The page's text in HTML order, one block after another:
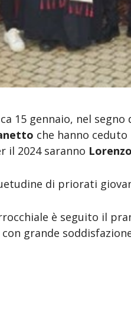
15 gennaio, nel
che hanno
il 2024 saranno
di priorati
è seguito il
grande